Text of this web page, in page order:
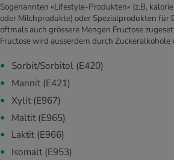
Sogenannten «Lifestyle-Produkten» (z.B,
oder Milchprodukte) oder Spezialprodukten für
oftmals auch grössere Mengen Fructose
Fructose wird ausserdem durch
Sorbit/Sorbitol (E420)
Mannit (E421)
Xylit (E967)
Maltit (E965)
Laktit (E966)
Isomalt (E953)